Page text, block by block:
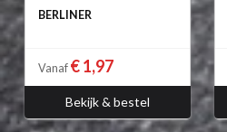
BERLINER
Vanaf € 1,97
Bekijk & bestel